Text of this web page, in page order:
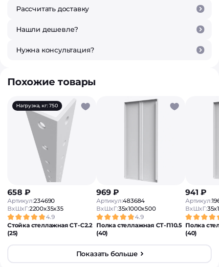
Рассчитать доставку
Нашли дешевле?
Нужна консультация?
Похожие товары
Нагрузка, кг: 750
658 ₽
Артикул:234690
ВxШxГ:2200x35x35
4.9
Стойка стеллажная СТ-С2.2
(25)
969 ₽
Артикул:483684
ВxШxГ:35x1000x500
4.9
Полка стеллажная СТ-П10.5
(40)
941 ₽
Артикул:
ВxШxГ:
Полка
(40)
Показать больше